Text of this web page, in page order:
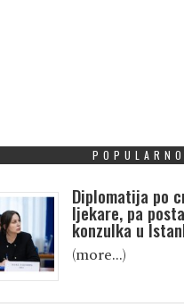
POPULARNO
Diplomatija po
ljekare, pa
konzulka u
(more…)